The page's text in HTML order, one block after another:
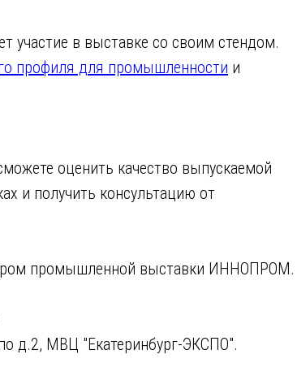
участие в выставке со своим стендом.
профиля для промышленности и
оценить качество выпускаемой
и получить консультацию от
промышленной выставки ИННОПРОМ.
д.2, МВЦ "Екатеринбург-ЭКСПО".